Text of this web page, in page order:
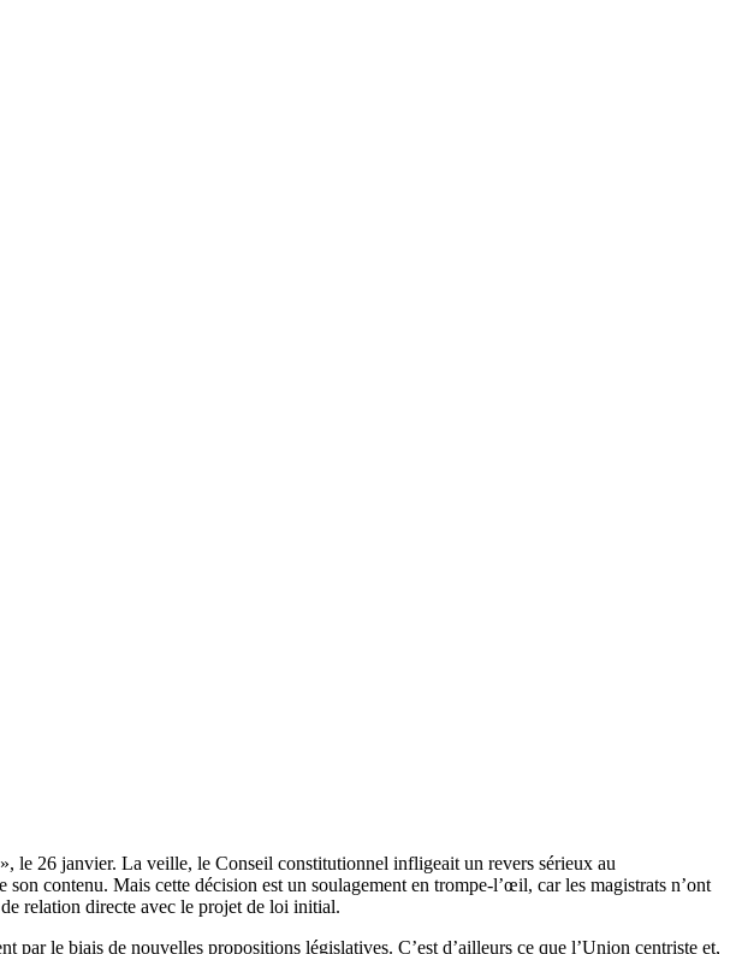
», le 26 janvier. La veille, le Conseil constitutionnel infligeait un revers sérieux au
son contenu. Mais cette décision est un soulagement en trompe-l’œil, car les magistrats n’ont
relation directe avec le projet de loi initial.
par le biais de nouvelles propositions législatives. C’est d’ailleurs ce que l’Union centriste et,